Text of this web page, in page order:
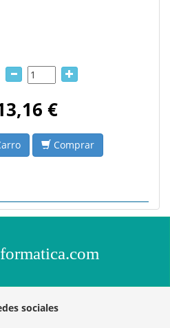
€
Comprar
sociales